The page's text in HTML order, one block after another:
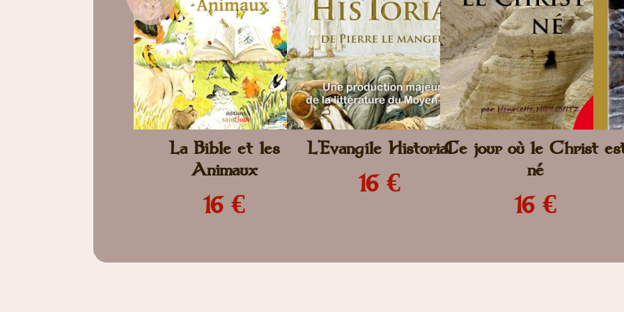
La Bible et les
Animaux
16 €
L'Evangile Historial
16 €
Ce jour où le Christ
né
16 €